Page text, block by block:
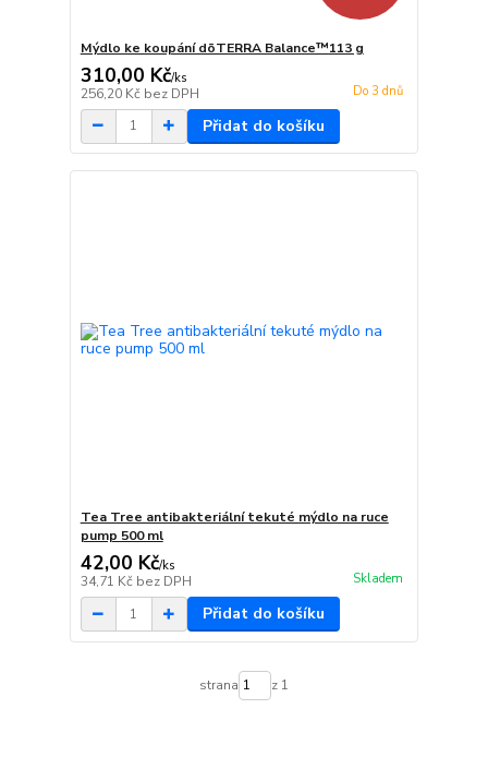
Mýdlo ke koupání dōTERRA Balance™113 g
310,00 Kč/ks
256,20 Kč bez DPH Do 3 dnů
Přidat do košíku
Tea Tree antibakteriální tekuté mýdlo na ruce
pump 500 ml
42,00 Kč/ks
34,71 Kč bez DPH Skladem
Přidat do košíku
strana z 1